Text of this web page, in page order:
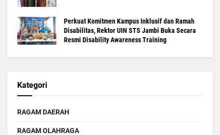
Perkuat Komitmen Kampus Inklusif dan Ramah
Disabilitas, Rektor UIN STS Jambi Buka Secara
Resmi Disability Awareness Training
Kategori
RAGAM DAERAH
RAGAM OLAHRAGA